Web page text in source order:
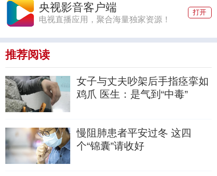
央视影音客户端
电视直播应用，聚合海量独家资源！
打开
推荐阅读
女子与丈夫吵架后手指痉挛如
鸡爪 医生：是气到“中毒”
慢阻肺患者平安过冬 这四
个“锦囊”请收好